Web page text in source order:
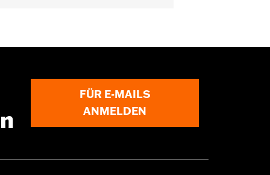
FÜR E-MAILS
ANMELDEN